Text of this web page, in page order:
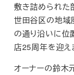
敷き詰められた
世田谷区の地域
の通り沿いに位
店25周年を迎え
オーナーの鈴木